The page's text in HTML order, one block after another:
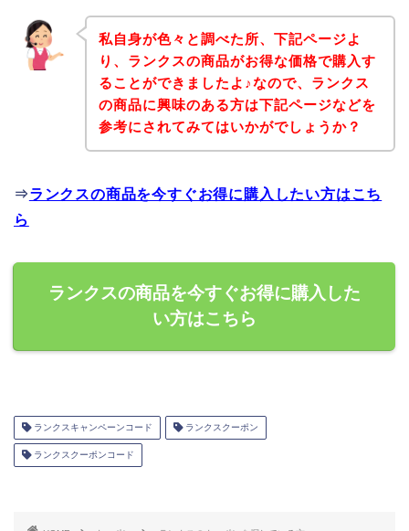
私自身が色々と調べた所、下記ページよ
り、ランクスの商品がお得な価格で購入す
ることができましたよ♪なので、ランクス
の商品に興味のある方は下記ページなどを
参考にされてみてはいかがでしょうか？
⇒ランクスの商品を今すぐお得に購入したい方はこち
ら
ランクスの商品を今すぐお得に購入した
い方はこちら
ランクスキャンペーンコード ランクスクーポン
ランクスクーポンコード